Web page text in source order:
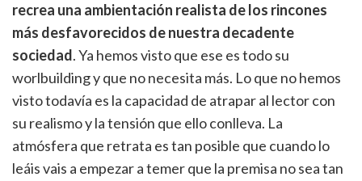
recrea una ambientación realista de los rincones
más desfavorecidos de nuestra decadente
sociedad. Ya hemos visto que ese es todo su
worlbuilding y que no necesita más. Lo que no hemos
visto todavía es la capacidad de atrapar al lector con
su realismo y la tensión que ello conlleva. La
atmósfera que retrata es tan posible que cuando lo
leáis vais a empezar a temer que la premisa no sea tan